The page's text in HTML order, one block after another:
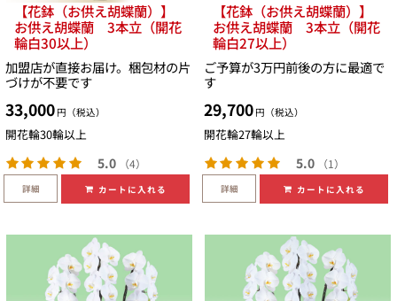
【花鉢（お供え胡蝶蘭）】
お供え胡蝶蘭 3本立（開花
輪白30以上）
加盟店が直接お届け。梱包材の片
づけが不要です
33,000 円（税込）
開花輪30輪以上
5.0 （4）
詳細 カートに入れる
【花鉢（お供え胡蝶蘭）】
お供え胡蝶蘭 3本立（開花
輪白27以上）
ご予算が3万円前後の方に最適で
す
29,700 円（税込）
開花輪27輪以上
5.0 （1）
詳細 カートに入れる